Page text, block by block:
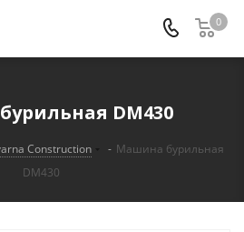
0
DM430
Construction - Машина бурильная
DM430